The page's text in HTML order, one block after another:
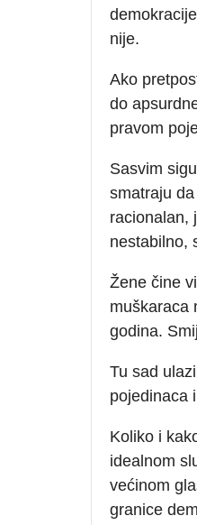
nije.
Ako
do
pravom
Sasvim
smatraju
racionalan,
nestabilno,
Žene čine
muškaraca
godina.
Tu sad
pojedinaca
Koliko i
idealnom
većinom
granice